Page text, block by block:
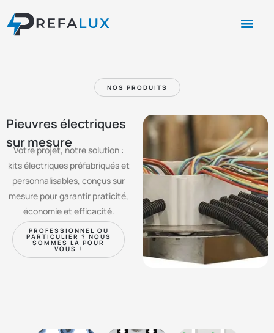
NOS PRODUITS
Pieuvres électriques
sur mesure
Votre projet, notre solution :
kits électriques préfabriqués et
personnalisables, conçus sur
mesure pour garantir praticité,
économie et efficacité.
PROFESSIONNEL OU
PARTICULIER ? NOUS
SOMMES LÀ POUR
VOUS !